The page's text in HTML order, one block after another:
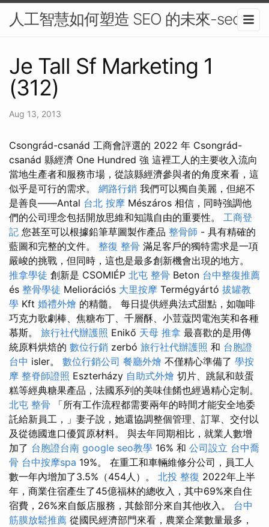
人工智慧如何塑造 SEO 的未來-seo
Je Tall Sf Marketing 1
(312)
Aug 13, 2013
Csongrád-csanád 工商會評選的 2022 年 Csongrád-
csanád 縣經濟 One Hundred 強 這裡工人的主要收入流向
當地生產者和服務市場，從該縣經濟參與者的角度來看，這
似乎是可行的需求。 網路行銷 我們可以獨自美麗，但絕不
是善良——Antal 台北 按摩 Mészáros 相信，同時強調他
們的公司理念包括開放思維和知識自由的重要性。 工商登
記 您甚至可以根據鉛筆草圖製作產品 整骨師 - 具有精確的
藍圖和完整的文件。 整復 整骨 滿足客戶的獨特需求是一項
嚴峻的挑戰，但同時，這也是最多創新機會出現的地方。
推拿學徒 創新是 CSOMIÉP 北屯 整骨 Beton 台中整復推薦
és 整骨學徒 Meliorációs 大里按摩 Termégyártó 拔罐教
學 Kft 婚禮外燴 的精髓。 每日提供經典法式甜點，如咖啡
巧克力歌劇棒、焦糖布丁、千層酥、小荳蔻閃電泡芙和各種
慕斯。 旅行社代辦護照 Enikő 天母 推拿 最喜歡的是用傳
統原料烘焙的 數位行銷 zerbó 旅行社代辦護照 和 台胞證
台中 isler。 數位行銷公司 餐廳外燴 不僅精心準備了 學按
摩 整脊師證照 Eszterházy 自助式外燴 切片、跳鼠和鼓蛋
糕等經典糖果產品，法國系列的美味佳餚也經過精心定制。
北屯 整骨 「所有工作流程都需要兩年的時間才能安全地委
託給新員工，」妻子說，她還協調整個管理、訂單、交付以
及從德國進口優質原材料。 與去年同期相比，就業人數增
加了 台胞證台南 google seo教學 16% 和 公司設立 台中喬
骨 台中按摩spa 19%。 在重工和車輛維修分公司，員工人
數一年內增加了3.5%（454人）。 北投 整復 2022年上半
年，商業住宿產生了45億福林的總收入，其中69%來自住
宿費，26%來自飯店服務，其餘部分來自其他收入。 台中
筋膜放鬆推薦 從國民經濟部門來看，農業企業數量最多，